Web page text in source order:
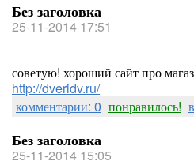
Без заголовка
25-11-2014 17:51
советую! хороший сайт про
http://dveridv.ru/
комментарии: 0 понравилось!
Без заголовка
25-11-2014 15:05